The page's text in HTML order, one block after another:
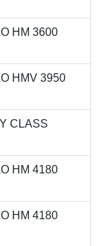
HM 3600
HMV 3950
CLASS
HM 4180
HM 4180